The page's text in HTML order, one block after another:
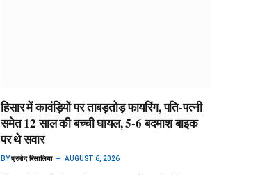
हिसार में कावंड़ियों पर ताबड़तोड़ फायरिंग, पति-पत्नी
समेत 12 साल की बच्ची घायल, 5-6 बदमाश बाइक
पर थे सवार
BYप्रमोद रिसालिया AUGUST 6, 2026